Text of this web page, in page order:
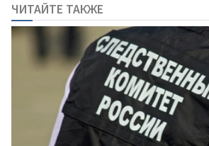
ЧИТАЙТЕ ТАКЖЕ